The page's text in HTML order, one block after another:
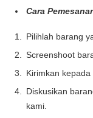
Cara
Pilihlah barang
Screenshoot
Kirimkan
Diskusikan
kami.